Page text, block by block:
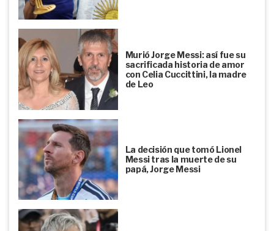
Murió Jorge Messi: así fue su
sacrificada historia de amor
con Celia Cuccittini, la madre
de Leo
La decisión que tomó Lionel
Messi tras la muerte de su
papá, Jorge Messi